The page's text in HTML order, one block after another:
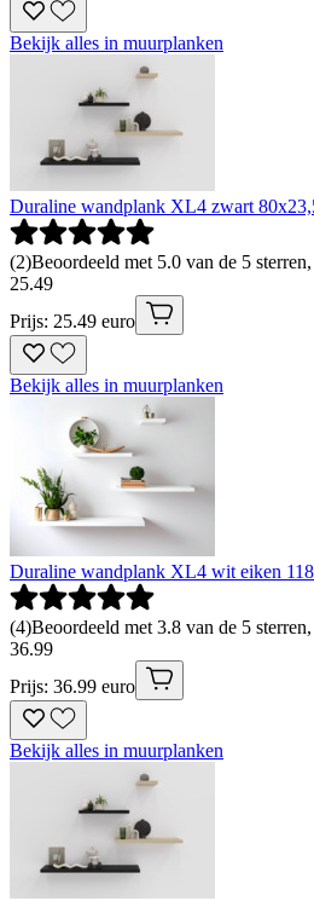
Bekijk alles in muurplanken
Duraline wandplank XL4 zwart
(2)Beoordeeld met 5.0 van de 5
25.49
Prijs: 25.49 euro
Bekijk alles in muurplanken
Duraline wandplank XL4 wit eiken
(4)Beoordeeld met 3.8 van de 5
36.99
Prijs: 36.99 euro
Bekijk alles in muurplanken